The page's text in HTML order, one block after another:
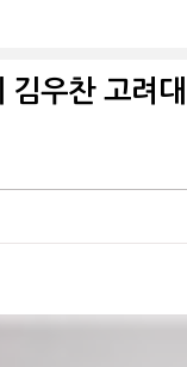
김우찬 고려